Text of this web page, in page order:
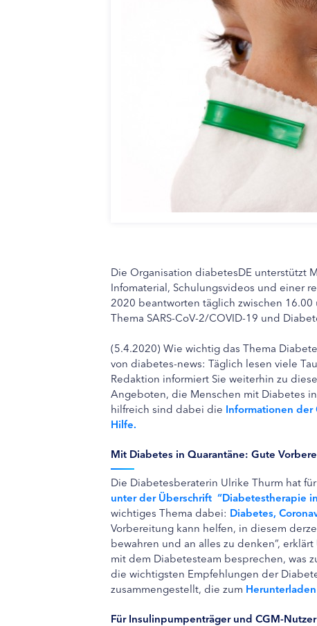
Die Organisation diabetesDE unterstützt
Infomaterial, Schulungsvideos und einer
2020 beantworten täglich zwischen
Thema SARS-CoV-2/COVID-19 und
(5.4.2020) Wie wichtig das Thema
von diabetes-news: Täglich lesen viele
Redaktion informiert Sie weiterhin zu
Angeboten, die Menschen mit Diabetes
hilfreich sind dabei die Informationen der
Hilfe.
Mit Diabetes in Quarantäne: Gute
Die Diabetesberaterin Ulrike Thurm hat
unter der Überschrift “Diabetestherapie
wichtiges Thema dabei: Diabetes,
Vorbereitung kann helfen, in diesem
bewahren und an alles zu denken”,
mit dem Diabetesteam besprechen, was
die wichtigsten Empfehlungen der
zusammengestellt, die zum Herunterladen
Für Insulinpumpenträger und CGM-Nutzer